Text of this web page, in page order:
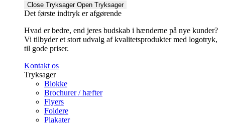
Close Tryksager Open Tryksager
Det første indtryk er afgørende
Hvad er bedre, end jeres budskab i hænderne på nye kunder?
Vi tilbyder et stort udvalg af kvalitetsprodukter med logotryk,
til gode priser.
Kontakt os
Tryksager
Blokke
Brochurer / hæfter
Flyers
Foldere
Plakater